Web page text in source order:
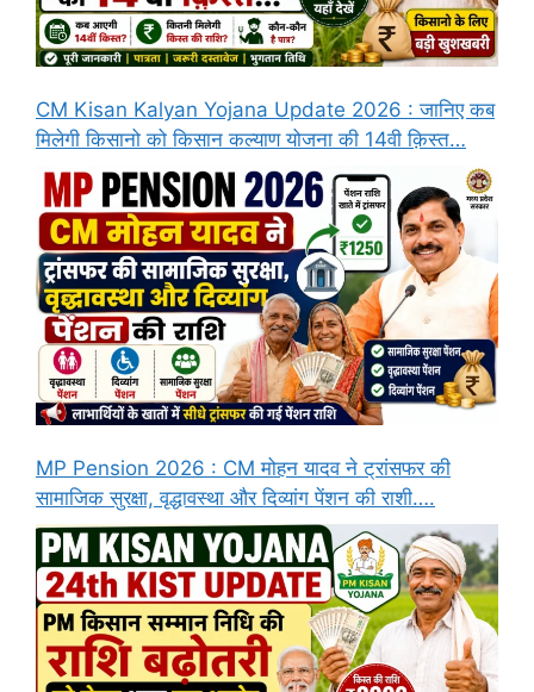
CM Kisan Kalyan Yojana Update 2026 : जानिए कब
मिलेगी किसानो को किसान कल्याण योजना की 14वी क़िस्त…
MP Pension 2026 : CM मोहन यादव ने ट्रांसफर की
सामाजिक सुरक्षा, वृद्धावस्था और दिव्यांग पेंशन की राशी….